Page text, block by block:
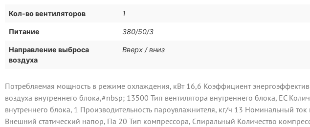
Кол-во вентиляторов 1
Питание 380/50/3
Направление выброса
воздуха
Вверх / вниз
Потребляемая мощность в режиме охлаждения, кВт 16,6 Коэффициент
воздуха внутреннего блока,#nbsp; 13500 Тип вентилятора внутреннего блока, EC
внутреннего блока, 1 Производительность пароувлажнителя, кг/ч 13 Номинальный
Внешний статический напор, Па 20 Тип компрессора, Спиральный Количество